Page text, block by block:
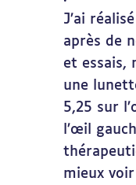
J’ai
après de
et essais,
une
5,25 sur
l’œil
mieux